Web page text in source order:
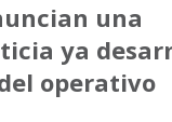
una
ya
operativo